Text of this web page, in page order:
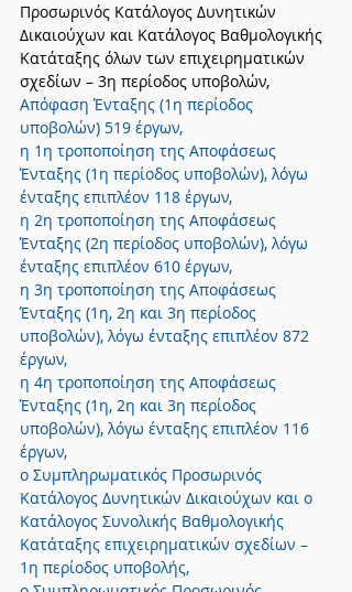
Προσωρινός Κατάλογος Δυνητικών
Δικαιούχων και Κατάλογος Βαθμολογικής
Κατάταξης όλων των επιχειρηματικών
σχεδίων – 3η περίοδος υποβολών,
Απόφαση Ένταξης (1η περίοδος
υποβολών) 519 έργων,
η 1η τροποποίηση της Αποφάσεως
Ένταξης (1η περίοδος υποβολών), λόγω
ένταξης επιπλέον 118 έργων,
η 2η τροποποίηση της Αποφάσεως
Ένταξης (2η περίοδος υποβολών), λόγω
ένταξης επιπλέον 610 έργων,
η 3η τροποποίηση της Αποφάσεως
Ένταξης (1η, 2η και 3η περίοδος
υποβολών), λόγω ένταξης επιπλέον 872
έργων,
η 4η τροποποίηση της Αποφάσεως
Ένταξης (1η, 2η και 3η περίοδος
υποβολών), λόγω ένταξης επιπλέον 116
έργων,
ο Συμπληρωματικός Προσωρινός
Κατάλογος Δυνητικών Δικαιούχων και ο
Κατάλογος Συνολικής Βαθμολογικής
Κατάταξης επιχειρηματικών σχεδίων –
1η περίοδος υποβολής,